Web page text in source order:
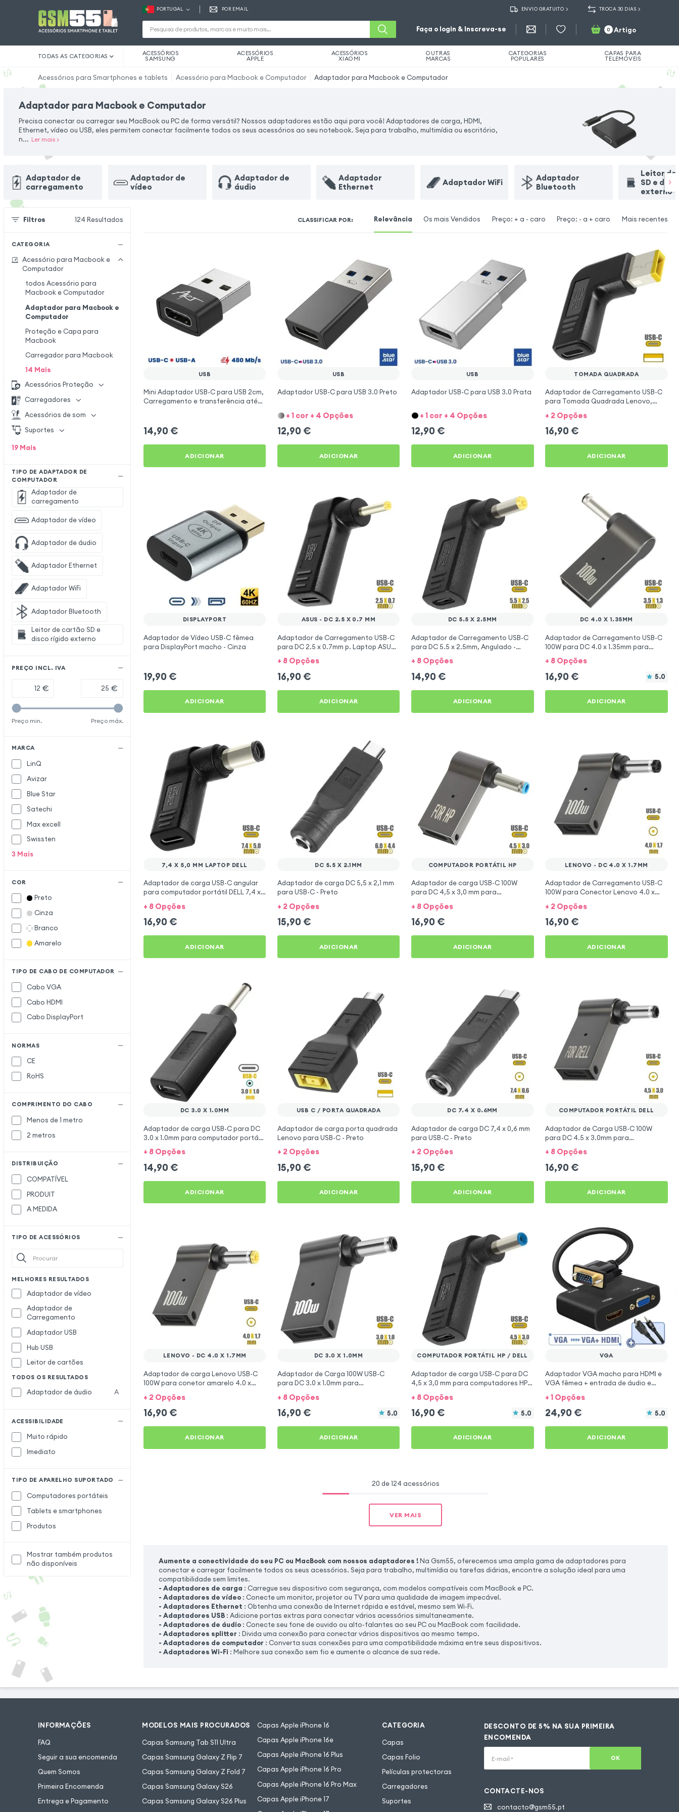
PORTUGAL POR EMAIL ENVIO GRATUITO TROCA 30 DIAS
Faça o login & Inscreva-se 0 Artigo
TODAS AS CATEGORIAS ACESSÓRIOS
SAMSUNG
ACESSÓRIOS
APPLE
ACESSÓRIOS
XIAOMI
OUTRAS
MARCAS
CATEGORIAS
POPULARES
CAPAS PARA
TELEMÓVEIS
Acessórios para Smartphones e tablets Acessório para Macbook e Computador Adaptador para Macbook e Computador
Adaptador para Macbook e Computador
Precisa conectar ou carregar seu MacBook ou PC de forma versátil? Nossos adaptadores estão aqui para você! Adaptadores de carga, HDMI,
Ethernet, vídeo ou USB, eles permitem conectar facilmente todos os seus acessórios ao seu notebook. Seja para trabalho, multimídia ou escritório,
n... Ler mais>
Adaptador de
carregamento
Adaptador de
vídeo
Adaptador de
áudio
Adaptador
Ethernet
Adaptador WiFi
Adaptador
Bluetooth
Leitor
SD e
externo
Filtros 124 Resultados
CATEGORIA
Acessório para Macbook e
Computador
todos Acessório para
Macbook e Computador
Adaptador para Macbook e
Computador
Proteção e Capa para
Macbook
Carregador para Macbook
14 Mais
Acessórios Proteção
Carregadores
Acessórios de som
Suportes
19 Mais
TIPO DE ADAPTADOR DE
COMPUTADOR
Adaptador de
carregamento
Adaptador de vídeo
Adaptador de áudio
Adaptador Ethernet
Adaptador WiFi
Adaptador Bluetooth
Leitor de cartão SD e
disco rígido externo
PREÇO INCL. IVA
€ €
Preço min. Preço máx.
MARCA
LinQ
Avizar
Blue Star
Satechi
Max excell
Swissten
3 Mais
COR
Preto
Cinza
Branco
Amarelo
TIPO DE CABO DE COMPUTADOR
Cabo VGA
Cabo HDMI
Cabo DisplayPort
NORMAS
CE
RoHS
COMPRIMENTO DO CABO
Menos de 1 metro
2 metros
DISTRIBUIÇÃO
COMPATÍVEL
PRODUIT
A MEDIDA
TIPO DE ACESSÓRIOS
MELHORES RESULTADOS
Adaptador de vídeo
Adaptador de
Carregamento
Adaptador USB
Hub USB
Leitor de cartões
TODOS OS RESULTADOS
Adaptador de áudio
A
Adaptador de viagem
Adaptador ethernet RJ45
Adaptador Splitter
Adaptateur
Bloqueador de Dados
Cabo adaptador OTG
Chave USB
Dongle Bluetooth
ACESSIBILIDADE
Muito rápido
Imediato
TIPO DE APARELHO SUPORTADO
Computadores portáteis
Tablets e smartphones
Produtos
Mostrar também produtos
não disponíveis
CLASSIFICAR POR: Relevância Os mais Vendidos Preço: + a - caro Preço: - a + caro Mais recentes
USB
Mini Adaptador USB-C para USB 2cm,
Carregamento e transferência até
14,90 €
ADICIONAR
USB
Adaptador USB-C para USB 3.0 Preto
+ 1 cor + 4 Opções
12,90 €
ADICIONAR
USB
Adaptador USB-C para USB 3.0 Prata
+ 1 cor + 4 Opções
12,90 €
ADICIONAR
TOMADA QUADRADA
Adaptador de Carregamento USB-C
para Tomada Quadrada Lenovo,
+ 2 Opções
16,90 €
ADICIONAR
DISPLAYPORT
Adaptador de Vídeo USB-C fêmea
para DisplayPort macho - Cinza
19,90 €
ADICIONAR
ASUS - DC 2.5 X 0.7 MM
Adaptador de Carregamento USB-C
para DC 2.5 x 0.7mm p. Laptop ASUS,
Preto
+ 8 Opções
16,90 €
ADICIONAR
DC 5.5 X 2.5MM
Adaptador de Carregamento USB-C
para DC 5.5 x 2.5mm, Angulado -
Preto
+ 8 Opções
14,90 €
ADICIONAR
DC 4.0 X 1.35MM
Adaptador de Carregamento USB-C
100W para DC 4.0 x 1.35mm para
Computadores ASUS - Cinza
+ 8 Opções
16,90 € 5.0
ADICIONAR
7,4 X 5,0 MM LAPTOP DELL
Adaptador de carga USB-C angular
para computador portátil DELL 7,4 x
+ 8 Opções
16,90 €
ADICIONAR
DC 5.5 X 2.1MM
Adaptador de carga DC 5,5 x 2,1 mm
para USB-C - Preto
+ 2 Opções
15,90 €
ADICIONAR
COMPUTADOR PORTÁTIL HP
Adaptador de carga USB-C 100W
para DC 4,5 x 3,0 mm para
+ 8 Opções
16,90 €
ADICIONAR
LENOVO - DC 4.0 X 1.7MM
Adaptador de Carregamento USB-C
100W para Conector Lenovo 4.0 x
+ 2 Opções
16,90 €
ADICIONAR
DC 3.0 X 1.0MM
Adaptador de carga USB-C para DC
3.0 x 1.0mm para computador portátil
Acer
+ 8 Opções
14,90 €
ADICIONAR
USB C / PORTA QUADRADA
Adaptador de carga porta quadrada
Lenovo para USB-C - Preto
+ 2 Opções
15,90 €
ADICIONAR
DC 7.4 X 0.6MM
Adaptador de carga DC 7,4 x 0,6 mm
para USB-C - Preto
+ 2 Opções
15,90 €
ADICIONAR
COMPUTADOR PORTÁTIL DELL
Adaptador de Carga USB-C 100W
para DC 4.5 x 3.0mm para
Computadores DELL - Cinzento
+ 8 Opções
16,90 €
ADICIONAR
LENOVO - DC 4.0 X 1.7MM
Adaptador de carga Lenovo USB-C
100W para conetor amarelo 4.0 x
+ 2 Opções
16,90 €
ADICIONAR
DC 3.0 X 1.0MM
Adaptador de Carga 100W USB-C
para DC 3.0 x 1.0mm para
+ 8 Opções
16,90 € 5.0
ADICIONAR
COMPUTADOR PORTÁTIL HP / DELL
Adaptador de carga USB-C para DC
4,5 x 3,0 mm para computadores HP /
+ 8 Opções
16,90 € 5.0
ADICIONAR
VGA
Adaptador VGA macho para HDMI e
VGA fêmea + entrada de áudio e
+ 1 Opções
24,90 € 5.0
ADICIONAR
20 de 124 acessórios
VER MAIS
Aumente a conectividade do seu PC ou MacBook com nossos adaptadores !Na Gsm55, oferecemos uma ampla gama de adaptadores para
conectar e carregar facilmente todos os seus acessórios. Seja para trabalho, multimídia ou tarefas diárias, encontre a solução ideal para uma
compatibilidade sem limites.
- Adaptadores de carga : Carregue seu dispositivo com segurança, com modelos compatíveis com MacBook e PC.
- Adaptadores de vídeo: Conecte um monitor, projetor ou TV para uma qualidade de imagem impecável.
- Adaptadores Ethernet : Obtenha uma conexão de Internet rápida e estável, mesmo sem Wi-Fi.
- Adaptadores USB: Adicione portas extras para conectar vários acessórios simultaneamente.
- Adaptadores de áudio: Conecte seu fone de ouvido ou alto-falantes ao seu PC ou MacBook com facilidade.
- Adaptadores splitter : Divida uma conexão para conectar vários dispositivos ao mesmo tempo.
- Adaptadores de computador : Converta suas conexões para uma compatibilidade máxima entre seus dispositivos.
- Adaptadores Wi-Fi : Melhore sua conexão sem fio e aumente o alcance de sua rede.
INFORMAÇÕES
FAQ
Seguir a sua encomenda
Quem Somos
Primeira Encomenda
Entrega e Pagamento
MODELOS MAIS PROCURADOS
Capas Samsung Tab S11 Ultra
Capas Samsung Galaxy Z Flip 7
Capas Samsung Galaxy Z Fold 7
Capas Samsung Galaxy S26
Capas Samsung Galaxy S26 Plus
Capas Apple iPhone 16
Capas Apple iPhone 16e
Capas Apple iPhone 16 Plus
Capas Apple iPhone 16 Pro
Capas Apple iPhone 16 Pro Max
Capas Apple iPhone 17
CATEGORIA
Capas
Capas Folio
Películas protectoras
Carregadores
Suportes
DESCONTO DE 5% NA SUA PRIMEIRA
ENCOMENDA
E-mail * OK
CONTACTE-NOS
contacto@gsm55.pt